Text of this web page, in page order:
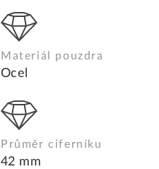
Materiál pouzdra
Ocel
Průměr ciferníku
42 mm